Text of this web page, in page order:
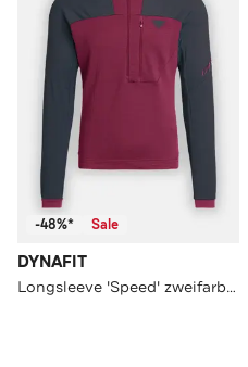
-48%* Sale
DYNAFIT
Longsleeve 'Speed' zweifarbig